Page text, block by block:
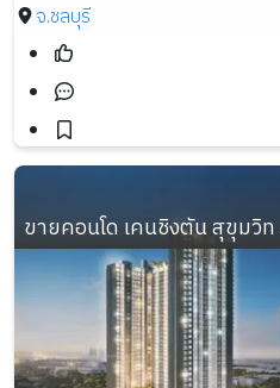
จ.ชลบุรี
ขายคอนโด เคนชิงตัน สุขุมวิ